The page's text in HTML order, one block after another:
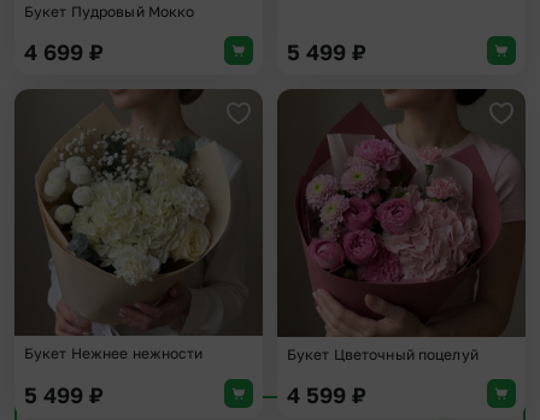
Букет Пудровый Мокко
4 699 ₽ 5 499 ₽
Добавить в избранное
Букет Нежнее нежности
5 499 ₽
Букет Цветочный поцелуй
4 599 ₽